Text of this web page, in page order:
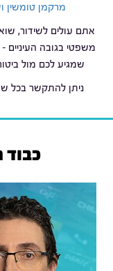
מרקמן טומשין
אתם עולים לשידור,
משפטי בגובה
שמגיע לכם מול
ניתן להתקשר בכל
כבוד